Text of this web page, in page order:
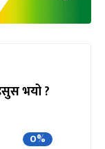
भयो ?
0%